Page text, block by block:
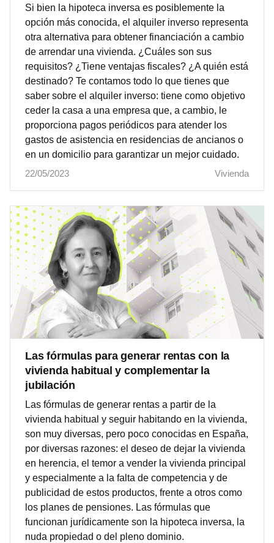
Si bien la hipoteca inversa es posiblemente la
opción más conocida, el alquiler inverso representa
otra alternativa para obtener financiación a cambio
de arrendar una vivienda. ¿Cuáles son sus
requisitos? ¿Tiene ventajas fiscales? ¿A quién está
destinado? Te contamos todo lo que tienes que
saber sobre el alquiler inverso: tiene como objetivo
ceder la casa a una empresa que, a cambio, le
proporciona pagos periódicos para atender los
gastos de asistencia en residencias de ancianos o
en un domicilio para garantizar un mejor cuidado.
22/05/2023
Vivienda
Las fórmulas para generar rentas con la
vivienda habitual y complementar la
jubilación
Las fórmulas de generar rentas a partir de la
vivienda habitual y seguir habitando en la vivienda,
son muy diversas, pero poco conocidas en España,
por diversas razones: el deseo de dejar la vivienda
en herencia, el temor a vender la vivienda principal
y especialmente a la falta de competencia y de
publicidad de estos productos, frente a otros como
los planes de pensiones. Las fórmulas que
funcionan jurídicamente son la hipoteca inversa, la
nuda propiedad o del pleno dominio.